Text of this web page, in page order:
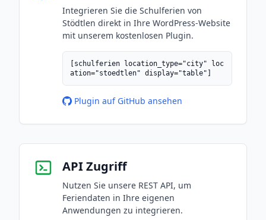
Integrieren Sie die Schulferien von
Stödtlen direkt in Ihre WordPress-Website
mit unserem kostenlosen Plugin.
[schulferien location_type="city" loc
ation="stoedtlen" display="table"]
Plugin auf GitHub ansehen
API Zugriff
Nutzen Sie unsere REST API, um
Feriendaten in Ihre eigenen
Anwendungen zu integrieren.